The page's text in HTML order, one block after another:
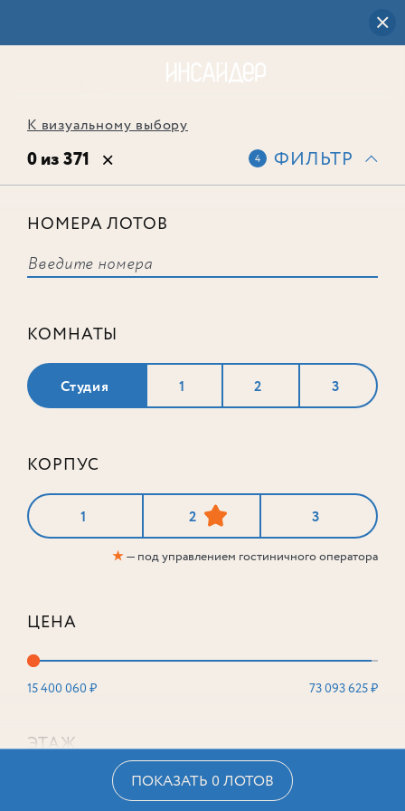
К визуальному выбору
0 из 371 4 ФИЛЬТР
НОМЕРА ЛОТОВ
КОМНАТЫ
Студия 1 2 3
КОРПУС
1 2 3
★— под управлением гостиничного оператора
ЦЕНА
15 400 060 ₽ 73 093 625 ₽
ЭТАЖ
ПОКАЗАТЬ 0 ЛОТОВ
соответствует ни одного лота